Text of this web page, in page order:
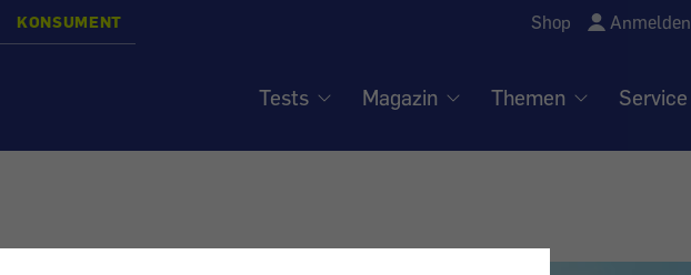
KONSUMENT Shop Anmelden
Tests Magazin Themen Service